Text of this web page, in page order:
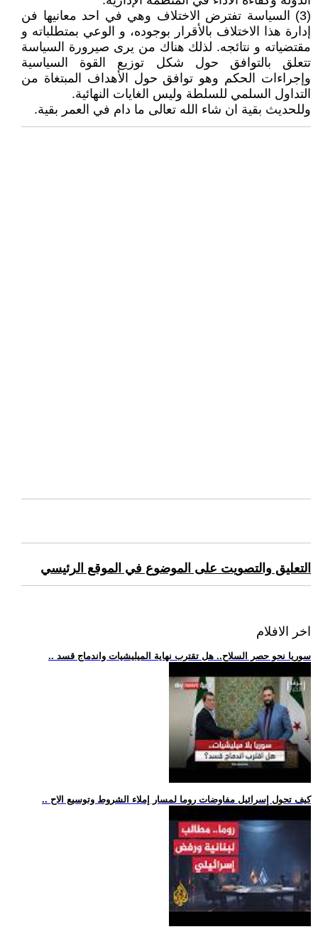
(3) السياسة تفترض الاختلاف وهي في احد معانيها فن
إدارة هذا الاختلاف بالأقرار بوجوده، و الوعي بمتطلباته و
مقتضياته و نتائجه. لذلك هناك من يرى صيرورة السياسة
تتعلق بالتوافق حول شكل توزيع القوة السياسية
وإجراءات الحكم وهو توافق حول الأهداف المبتغاة من
التداول السلمي للسلطة وليس الغايات النهائية.
وللحديث بقية ان شاء الله تعالى ما دام في العمر بقية.
التعليق والتصويت على الموضوع في الموقع الرئيسي
اخر الافلام
.. سوريا نحو حصر السلاح.. هل تقترب نهاية الميليشيات واندماج قسد
.. كيف تحول إسرائيل مفاوضات روما لمسار إملاء الشروط وتوسيع الاح